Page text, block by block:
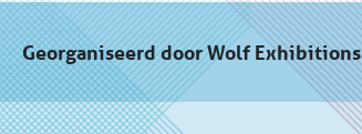
Georganiseerd door Wolf Exhibitions